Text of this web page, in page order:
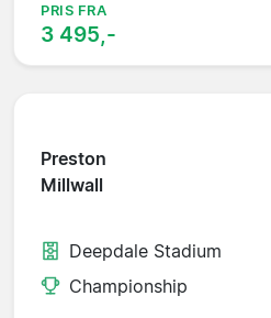
PRIS FRA
3 495,-
Preston
Millwall
Deepdale Stadium
Championship